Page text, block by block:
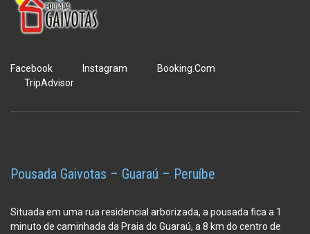
Facebook Instagram
Booking.Com
TripAdvisor
Pousada Gaivotas – Guaraú – Peruíbe
Situada em uma rua residencial arborizada, a pousada fica a 1
minuto de caminhada da Praia do Guaraú, a 8 km do centro de